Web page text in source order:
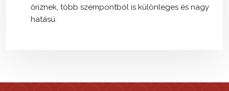
őriznek, több szempontból is különleges és nagy
hatású.